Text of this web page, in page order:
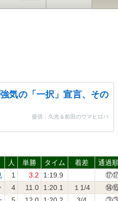
気の「一択」宣言、その
提供：久光＆前田のウマヒロバ
人 単勝 タイム 着差 通過
1 3.2 1:19.9
4 11.0 1:20.1 １1/4